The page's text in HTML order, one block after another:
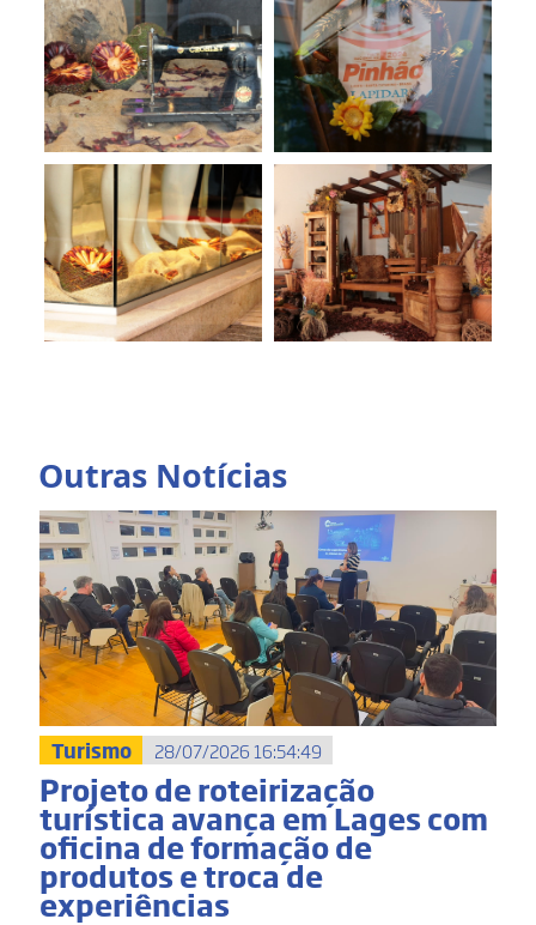
Outras Notícias
Turismo 28/07/2026 16:54:49
Projeto de roteirização
turística avança em Lages com
oficina de formação de
produtos e troca de
experiências